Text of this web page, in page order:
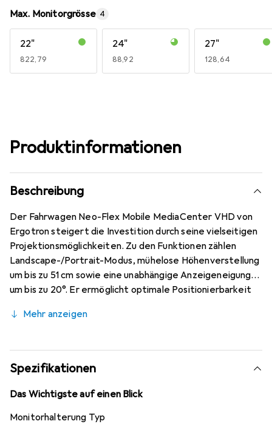
Max. Monitorgrösse 4
22"
EUR
822,79
24"
EUR
88,92
27"
EUR
128,64
Produktinformationen
Beschreibung
Der Fahrwagen Neo-Flex Mobile MediaCenter VHD von
Ergotron steigert die Investition durch seine vielseitigen
Projektionsmöglichkeiten. Zu den Funktionen zählen
Landscape-/Portrait-Modus, mühelose Höhenverstellung
um bis zu 51 cm sowie eine unabhängige Anzeigeneigung
um bis zu 20°. Er ermöglicht optimale Positionierbarkeit
und in jedem Bereich der Einrichtung. Die Constant Force
mühelose Neige- und Höhenverstellung sowie einen
entsprechend einfachen Wechsel vom Landscape- in den
Portrait-Modus. Sie ist mit einer leichten Berührung
einstellbar, ganz ohne Knöpfe und Hebel. Das modulare
Mehr anzeigen
Spezifikationen
Das Wichtigste auf einen Blick
Monitorhalterung Typ